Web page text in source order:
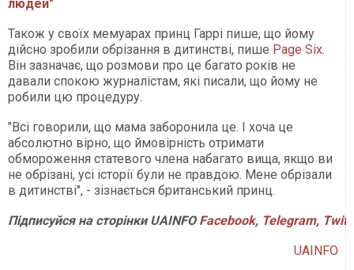
людей"
Також у своїх мемуарах принц Гаррі пише, що йому
дійсно зробили обрізання в дитинстві, пише Page Six.
Він зазначає, що розмови про це багато років не
давали спокою журналістам, які писали, що йому не
робили цю процедуру.
"Всі говорили, що мама заборонила це. І хоча це
абсолютно вірно, що ймовірність отримати
обмороження статевого члена набагато вища, якщо ви
не обрізані, усі історії були не правдою. Мене обрізали
в дитинстві", - зізнається британський принц.
Підписуйся на сторінки UAINFO Facebook, Telegram,
UAINFO